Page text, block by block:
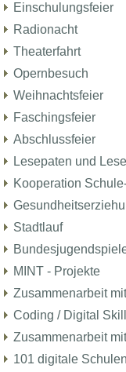
Einschulungsfeier
Radionacht
Theaterfahrt
Opernbesuch
Weihnachtsfeier
Faschingsfeier
Abschlussfeier
Lesepaten und
Kooperation
Stadtlauf
MINT - Projekte
Zusammenarbeit
Coding / Digital
Zusammenarbeit
101 digitale Schulen